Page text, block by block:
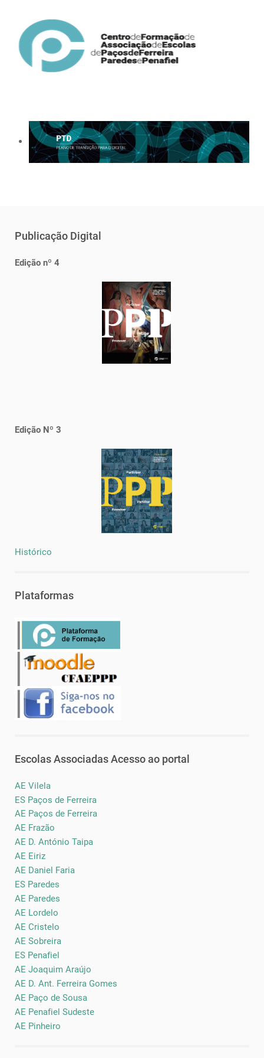
Publicação Digital
Edição nº 4
Edição Nº 3
Histórico
Plataformas
Escolas Associadas Acesso ao portal
AE Vilela
ES Paços de Ferreira
AE Paços de Ferreira
AE Frazão
AE D. António Taipa
AE Eiriz
AE Daniel Faria
ES Paredes
AE Paredes
AE Lordelo
AE Cristelo
AE Sobreira
ES Penafiel
AE Joaquim Araújo
AE D. Ant. Ferreira Gomes
AE Paço de Sousa
AE Penafiel Sudeste
AE Pinheiro